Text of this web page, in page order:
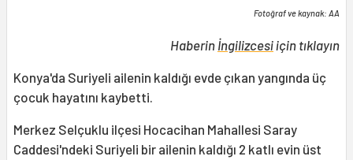
Fotoğraf ve kaynak: AA
Haberin İngilizcesiiçin tıklayın
Konya'da Suriyeli ailenin kaldığı evde çıkan yangında üç
çocuk hayatını kaybetti.
Merkez Selçuklu ilçesi Hocacihan Mahallesi Saray
Caddesi'ndeki Suriyeli bir ailenin kaldığı 2 katlı evin üst